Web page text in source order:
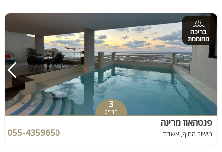
בריכה
מחוממת
3
חדרים
פנטהאוז מרינה
מישור החוף, אשדוד 055-4359650